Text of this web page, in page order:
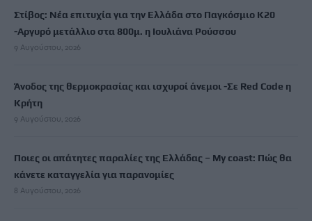
Στίβος: Νέα επιτυχία για την Ελλάδα στο Παγκόσμιο Κ20
-Αργυρό μετάλλιο στα 800μ. η Ιουλιάνα Ρούσσου
9 Αυγούστου, 2026
Άνοδος της θερμοκρασίας και ισχυροί άνεμοι -Σε Red Code η
Κρήτη
9 Αυγούστου, 2026
Ποιες οι απάτητες παραλίες της Ελλάδας – My coast: Πώς θα
κάνετε καταγγελία για παρανομίες
8 Αυγούστου, 2026